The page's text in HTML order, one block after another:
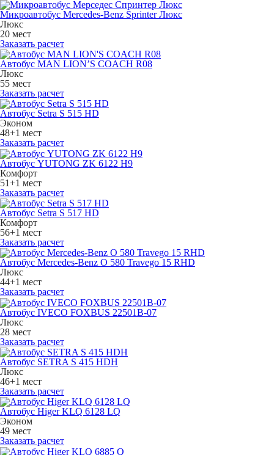
Микроавтобус Mercedes-Benz Sprinter Люкс
Люкс
20 мест
Заказать расчет
Автобус MAN LION’S COACH R08
Люкс
55 мест
Заказать расчет
Автобус Setra S 515 HD
Эконом
48+1 мест
Заказать расчет
Автобус YUTONG ZK 6122 H9
Комфорт
51+1 мест
Заказать расчет
Автобус Setra S 517 HD
Комфорт
56+1 мест
Заказать расчет
Автобус Mercedes-Benz O 580 Travego 15 RHD
Люкс
44+1 мест
Заказать расчет
Автобус IVECO FOXBUS 22501В-07
Люкс
28 мест
Заказать расчет
Автобус SETRA S 415 HDH
Люкс
46+1 мест
Заказать расчет
Автобус Higer KLQ 6128 LQ
Эконом
49 мест
Заказать расчет